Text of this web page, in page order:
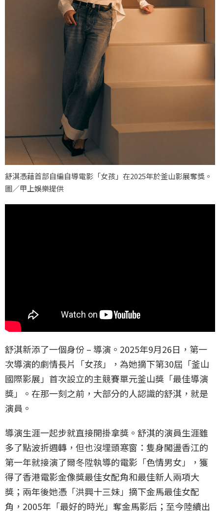
舒淇憑藉首部自編自導電影「女孩」在2025年於釜山影展奪獎。
圖／甲上娛樂提供
舒淇新添了一個身份 – 導演。2025年9月26日，第一
次導演的劇情長片「女孩」，為她摘下第30屆「釜山
國際影展」首次設立的主競賽單元釜山獎「最佳導演
獎」。在那一刻之前，大部分的人認識的舒淇，就是
演員。
導演生涯一起步就直接開掛拿獎。舒淇的演員生涯雖
多了點波折週轉，但也沒埋頭寒窗：隻身闖盪香江的
第一年就接演了爾冬陞執導的電影「色情男女」，獲
得了香港電影金像獎最佳女配角和最佳新人兩項大
獎；兩年後她憑「洪興十三妹」摘下金馬最佳女配
角，2005年「最好的時光」奪金馬影后；至今陸續出